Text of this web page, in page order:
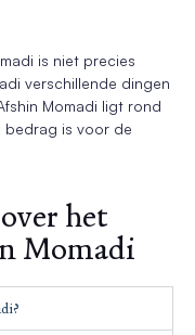
is niet precies
verschillende dingen
Momadi ligt rond
bedrag is voor de
het
Momadi